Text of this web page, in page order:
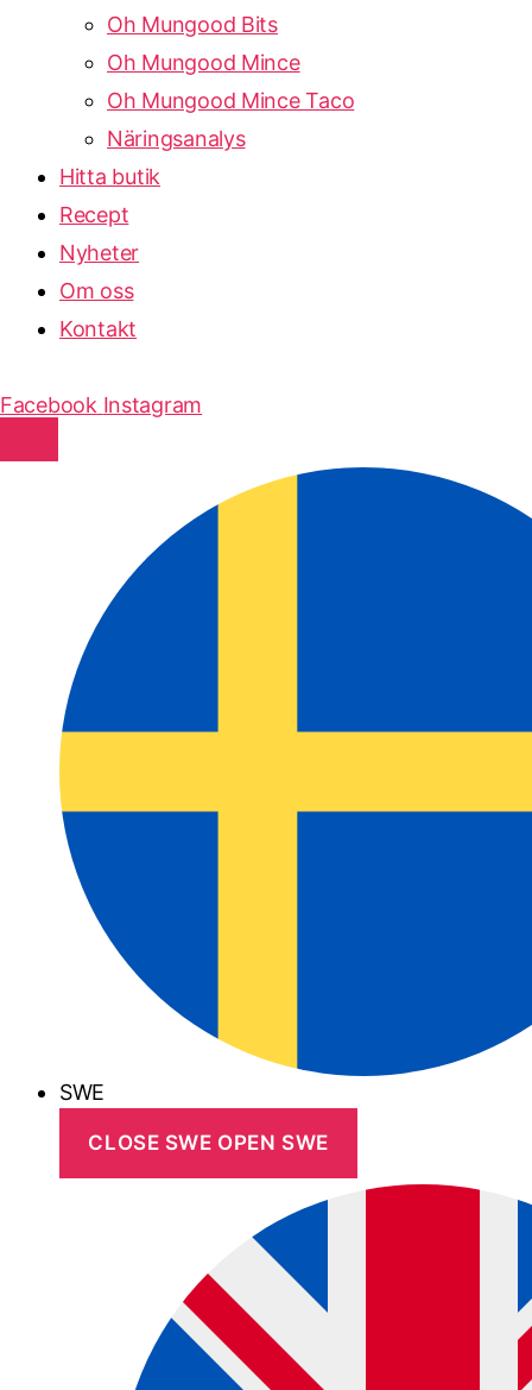
Oh Mungood Bits
Oh Mungood Mince
Oh Mungood Mince Taco
Näringsanalys
Hitta butik
Recept
Nyheter
Om oss
Kontakt
Facebook Instagram
SWE
CLOSE SWE OPEN SWE